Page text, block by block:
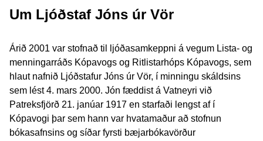
Um Ljóðstaf Jóns úr Vör
Árið 2001 var stofnað til ljóðasamkeppni á vegum Lista- og
menningarráðs Kópavogs og Ritlistarhóps Kópavogs, sem
hlaut nafnið Ljóðstafur Jóns úr Vör, í minningu skáldsins
sem lést 4. mars 2000. Jón fæddist á Vatneyri við
Patreksfjörð 21. janúar 1917 en starfaði lengst af í
Kópavogi þar sem hann var hvatamaður að stofnun
bókasafnsins og síðar fyrsti bæjarbókavörður